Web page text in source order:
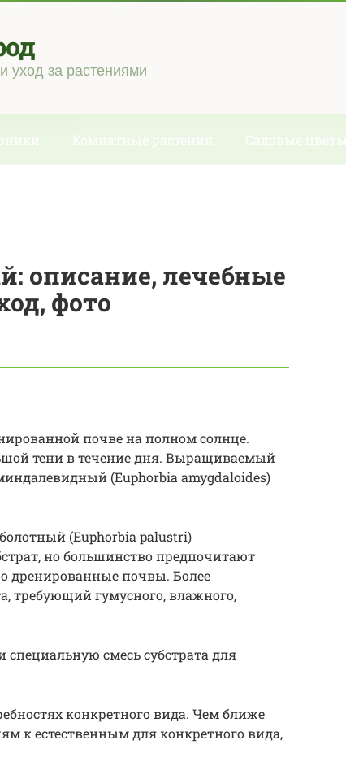
уход за растениями
Комнатные растения Садовые цветы
описание, лечебные
фото
почве на полном солнце.
тени в течение дня. Выращиваемый
(Euphorbia amygdaloides)
(Euphorbia palustri)
но большинство предпочитают
дренированные почвы. Более
требующий гумусного, влажного,
смесь субстрата для
конкретного вида. Чем ближе
к естественным для конкретного вида,